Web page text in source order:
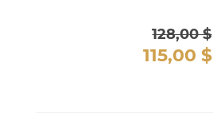
128,00 $
115,00 $